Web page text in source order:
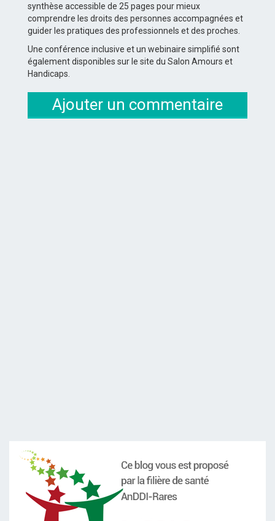
synthèse accessible de 25 pages pour mieux
comprendre les droits des personnes accompagnées et
guider les pratiques des professionnels et des proches.
Une conférence inclusive et un webinaire simplifié sont
également disponibles sur le site du Salon Amours et
Handicaps.
Ajouter un commentaire